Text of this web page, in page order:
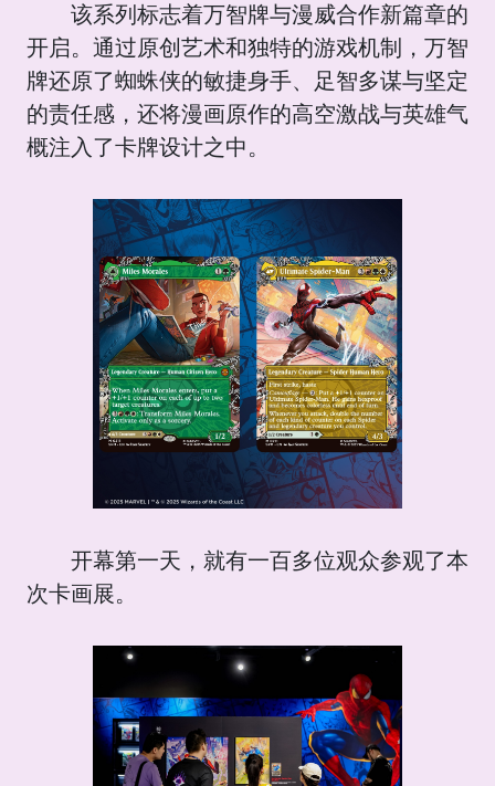
该系列标志着万智牌与漫威合作新篇章的
开启。通过原创艺术和独特的游戏机制，万智
牌还原了蜘蛛侠的敏捷身手、足智多谋与坚定
的责任感，还将漫画原作的高空激战与英雄气
概注入了卡牌设计之中。
开幕第一天，就有一百多位观众参观了本
次卡画展。